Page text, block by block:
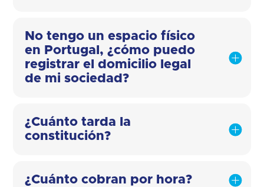
No tengo un espacio físico
en Portugal, ¿cómo puedo
registrar el domicilio legal
de mi sociedad?
¿Cuánto tarda la
constitución?
¿Cuánto cobran por hora?